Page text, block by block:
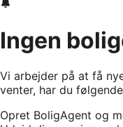
Ingen
Vi arbejder på at få
venter, har du
Opret BoligAgent og